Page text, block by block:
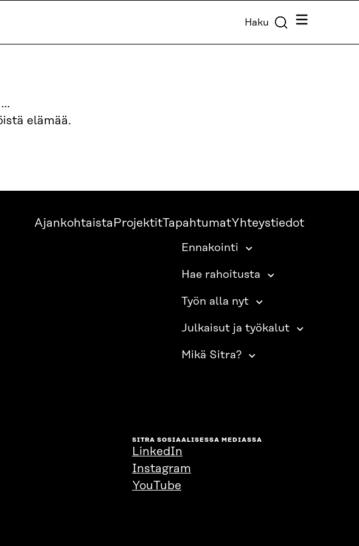
Haku Valikko
elämää.
Ajankohtaista ProjektitTapahtumatYhteystiedot
Ennakointi
Hae rahoitusta
Työn alla nyt
Julkaisut ja työkalut
Mikä Sitra?
SITRA SOSIAALISESSA MEDIASSA
LinkedIn
Instagram
YouTube